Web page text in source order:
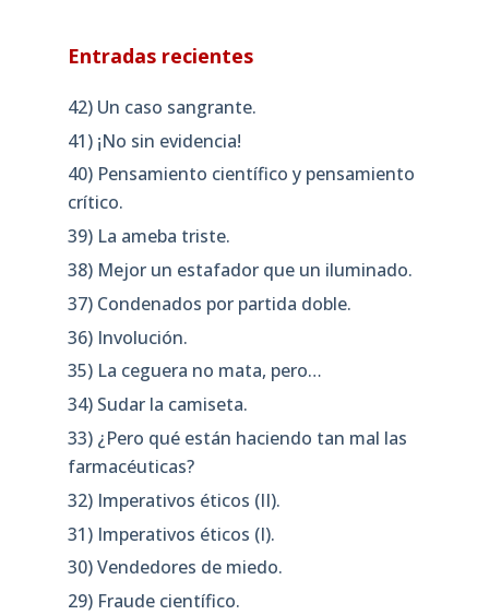
Entradas recientes
42) Un caso sangrante.
41) ¡No sin evidencia!
40) Pensamiento científico y pensamiento
crítico.
39) La ameba triste.
38) Mejor un estafador que un iluminado.
37) Condenados por partida doble.
36) Involución.
35) La ceguera no mata, pero…
34) Sudar la camiseta.
33) ¿Pero qué están haciendo tan mal las
farmacéuticas?
32) Imperativos éticos (II).
31) Imperativos éticos (I).
30) Vendedores de miedo.
29) Fraude científico.